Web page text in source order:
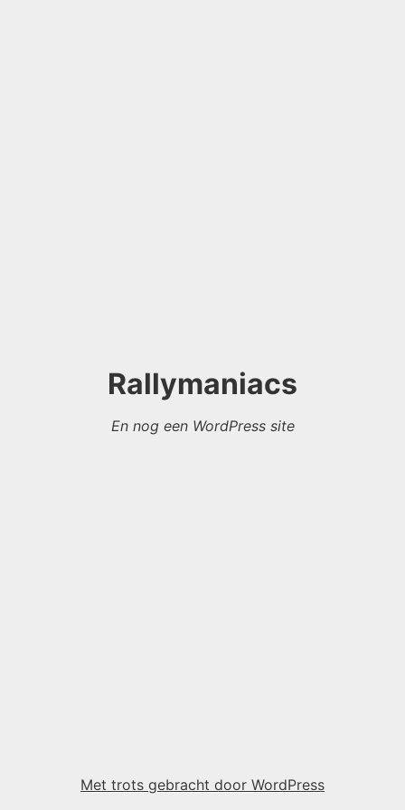
Rallymaniacs
En nog een WordPress site
Met trots gebracht door WordPress